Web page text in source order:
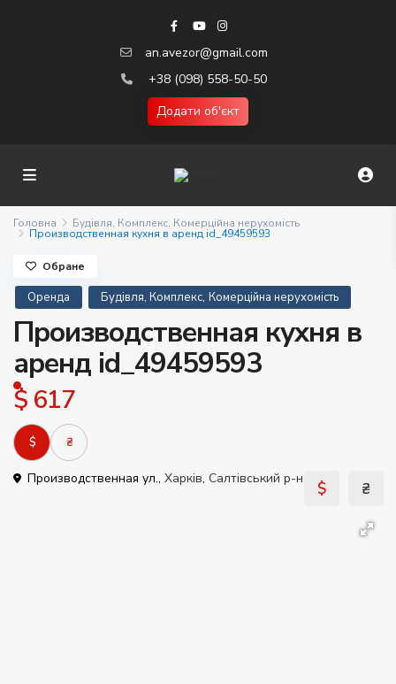
an.avezor@gmail.com
+38 (098) 558-50-50
Додати об'єкт
Головна Будівля, Комплекс, Комерційна нерухомість
Производственная кухня в аренд id_49459593
Оренда Будівля, Комплекс, Комерційна нерухомість
Производственная кухня в
аренд id_49459593
$ 617
$ ₴
Производственная ул., Харків, Салтівський р-н
Обране
$ ₴